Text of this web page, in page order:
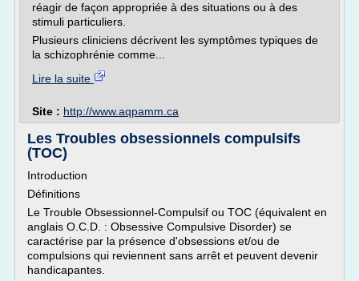
réagir de façon appropriée à des situations ou à des
stimuli particuliers.
Plusieurs cliniciens décrivent les symptômes typiques de
la schizophrénie comme...
Lire la suite
Site : http://www.aqpamm.ca
Les Troubles obsessionnels compulsifs
(TOC)
Introduction
Définitions
Le Trouble Obsessionnel-Compulsif ou TOC (équivalent en
anglais O.C.D. : Obsessive Compulsive Disorder) se
caractérise par la présence d'obsessions et/ou de
compulsions qui reviennent sans arrêt et peuvent devenir
handicapantes.